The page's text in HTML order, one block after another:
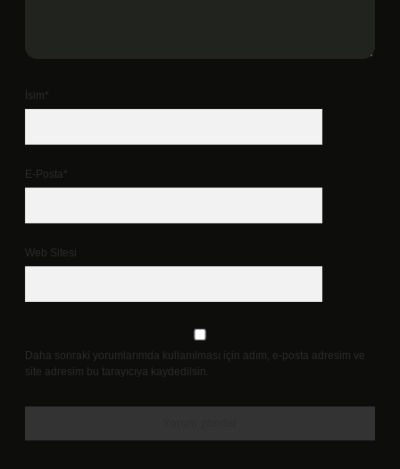
İsim*
E-Posta*
Web Sitesi
Daha sonraki yorumlarımda kullanılması için adım, e-posta adresim ve
site adresim bu tarayıcıya kaydedilsin.